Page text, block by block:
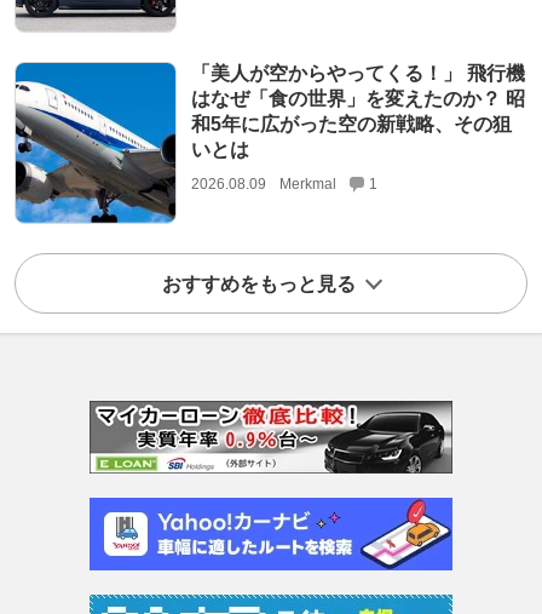
「美人が空からやってくる！」 飛行機
はなぜ「食の世界」を変えたのか？ 昭
和5年に広がった空の新戦略、その狙
いとは
2026.08.09 Merkmal 1
おすすめをもっと見る